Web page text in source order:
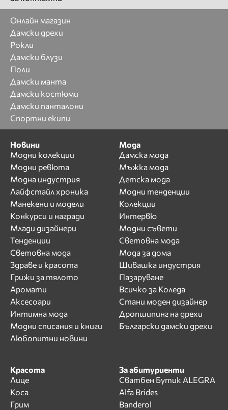
Онлайн магазин
Дамски дрехи
Рокли
Дамски блузи
Поли
Дамски манта
Дамски костюми
Дамски панталони
Спортни екипи
Новини
Модни колекции
Модни ревюта
Модна индустрия
Лайфстайл хроника
Манекени и модели
Конкурси и награди
Млади дизайнери
Тенденции
Световна мода
Здраве и красота
Грижи за тялото
Аромати
Аксесоари
Интимна мода
Модни списания и книги
Любопитни новини
Мода
Дамска мода
Мъжка мода
Детска мода
Модни тенденции
Колекции
Интервю
Модни съвети
Световна мода
Мода за дома
Шивашка индустрия
Пазаруване
Всичко за Коледа
Стани моден дизайнер
Дропшипинг на дрехи
Български дамски дрехи
Красота
Лице
Коса
Грим
За абитуриенти
Сватбен Бутик ALEGRA
Alfa Brides
Banderol